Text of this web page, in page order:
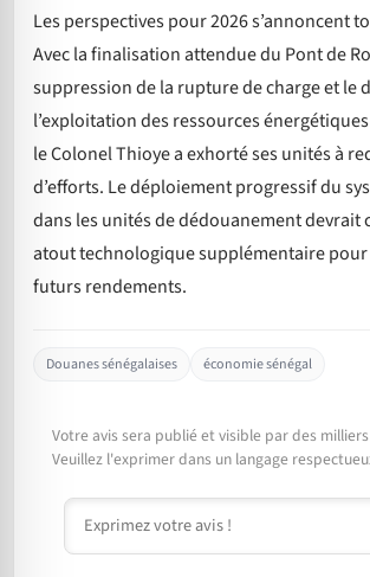
Les perspectives pour 2026 s’annoncent
Avec la finalisation attendue du Pont de
suppression de la rupture de charge et le
l’exploitation des ressources
le Colonel Thioye a exhorté ses unités à
d’efforts. Le déploiement progressif du
dans les unités de dédouanement devrait
atout technologique supplémentaire
futurs rendements.
Douanes sénégalaises économie sénégal
Votre avis sera publié et visible par des
Veuillez l'exprimer dans un langage
Commentaire